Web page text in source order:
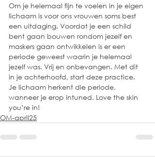
Om je helemaal fijn te voelen in je eigen
lichaam is voor ons vrouwen soms best
een uitdaging. Voordat je een schild
bent gaan bouwen rondom jezelf en
maskers gaan ontwikkelen is er een
periode geweest waarin je helemaal
jezelf was. Vrij en onbevangen. Met dit
in je achterhoofd, start deze practice.
Je lichaam herkent die periode,
wanneer je erop intuned. Love the skin
you’re in!
OM-april25